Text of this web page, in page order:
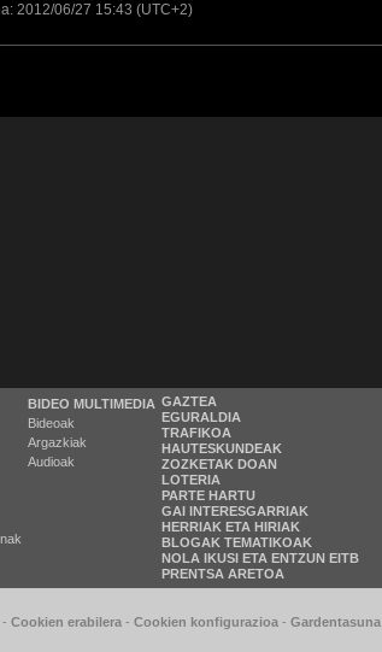
2012/06/27 15:43 (UTC+2)
BIDEO MULTIMEDIA
Bideoak
Argazkiak
Audioak
GAZTEA
EGURALDIA
TRAFIKOA
HAUTESKUNDEAK
ZOZKETAK DOAN
LOTERIA
PARTE HARTU
GAI INTERESGARRIAK
HERRIAK ETA HIRIAK
BLOGAK TEMATIKOAK
NOLA IKUSI ETA ENTZUN EITB
PRENTSA ARETOA
- Cookien erabilera - Cookien konfigurazioa - Gardentasuna